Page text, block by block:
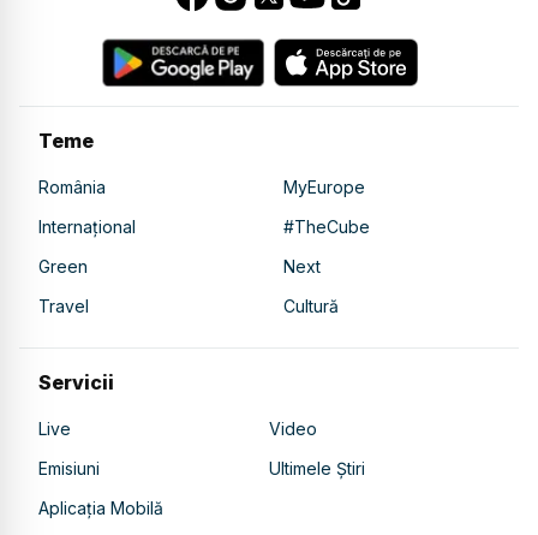
Teme
România
MyEurope
Internațional
#TheCube
Green
Next
Travel
Cultură
Servicii
Live
Video
Emisiuni
Ultimele Știri
Aplicația Mobilă